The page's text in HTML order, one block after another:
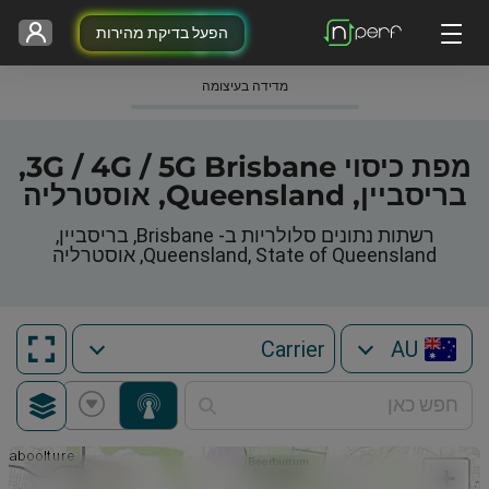
הפעל בדיקת מהירות
מדידה בעיצומה
מפת כיסוי 3G / 4G / 5G Brisbane,
בריסביין, Queensland, אוסטרליה
רשתות נתונים סלולריות ב- Brisbane, בריסביין,
Queensland, State of Queensland, אוסטרליה
AU